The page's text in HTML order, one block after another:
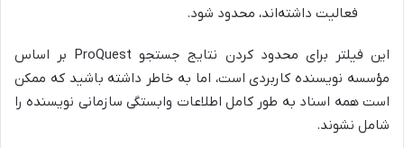
فعالیت داشته‌اند، محدود شود.
این فیلتر برای محدود کردن نتایج جستجو ProQuest بر اساس
مؤسسه نویسنده کاربردی است، اما به خاطر داشته باشید که ممکن
است همه اسناد به طور کامل اطلاعات وابستگی سازمانی نویسنده را
شامل نشوند.